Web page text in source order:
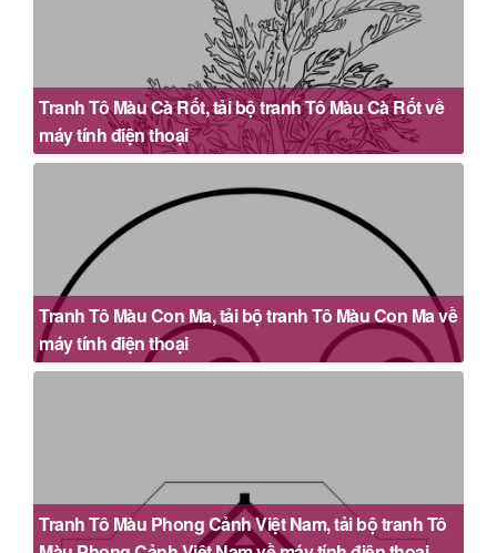
Tranh Tô Màu Cà Rốt, tải bộ tranh Tô Màu Cà Rốt về
máy tính điện thoại
Tranh Tô Màu Con Ma, tải bộ tranh Tô Màu Con Ma về
máy tính điện thoại
Tranh Tô Màu Phong Cảnh Việt Nam, tải bộ tranh Tô